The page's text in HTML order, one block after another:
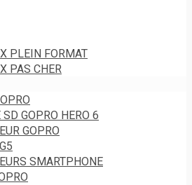
PLEIN FORMAT
PAS CHER
SD GOPRO HERO 6
GOPRO
SMARTPHONE